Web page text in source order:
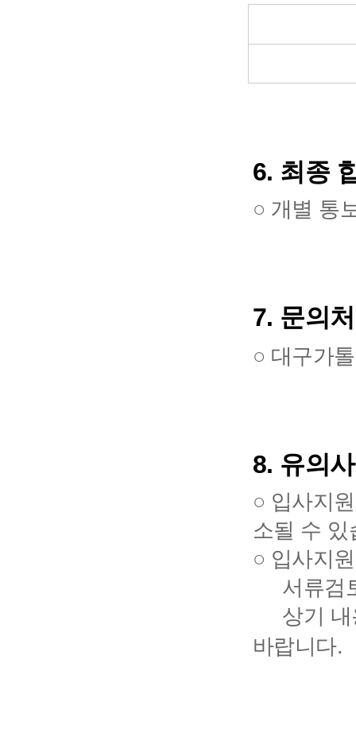
6. 최종
○ 개별 통
7. 문의처
○ 대구가
8. 유의
○ 입사지
소될 수
○ 입사지
서류검
상기 내
바랍니다.